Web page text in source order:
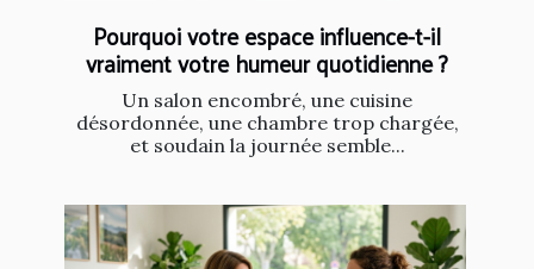
Pourquoi votre espace influence-t-il
vraiment votre humeur quotidienne ?
Un salon encombré, une cuisine
désordonnée, une chambre trop chargée,
et soudain la journée semble...